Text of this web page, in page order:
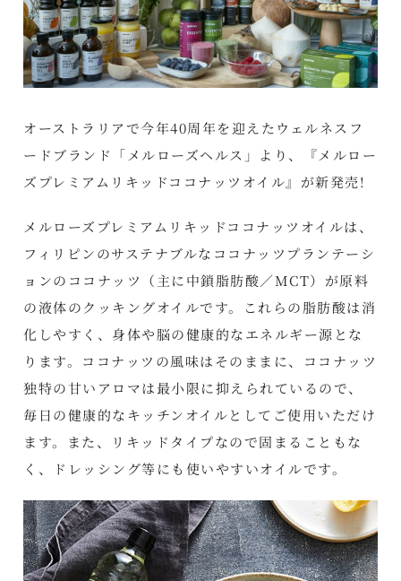
オーストラリアで今年40周年を迎えたウェルネスフ
ードブランド「メルローズヘルス」より、『メルロー
ズプレミアムリキッドココナッツオイル』が新発売!
メルローズプレミアムリキッドココナッツオイルは、
フィリピンのサステナブルなココナッツプランテーシ
ョンのココナッツ（主に中鎖脂肪酸／MCT）が原料
の液体のクッキングオイルです。これらの脂肪酸は消
化しやすく、身体や脳の健康的なエネルギー源とな
ります。ココナッツの風味はそのままに、ココナッツ
独特の甘いアロマは最小限に抑えられているので、
毎日の健康的なキッチンオイルとしてご使用いただけ
ます。また、リキッドタイプなので固まることもな
く、ドレッシング等にも使いやすいオイルです。